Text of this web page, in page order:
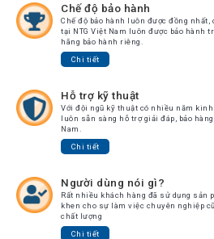
Chế độ bảo hành
Chế độ bảo hành luôn được đồng nhất,
tại NTG Việt Nam luôn được bảo hành
hãng bảo hành riêng.
Chi tiết
Hỗ trợ kỹ thuật
Với đội ngũ kỹ thuật có nhiều năm
luôn sẵn sàng hỗ trợ giải đáp, bảo
Nam.
Chi tiết
Người dùng nói gì?
Rất nhiều khách hàng đã sử dụng sản
khen cho sự làm việc chuyên nghiệp
chất lượng
Chi tiết